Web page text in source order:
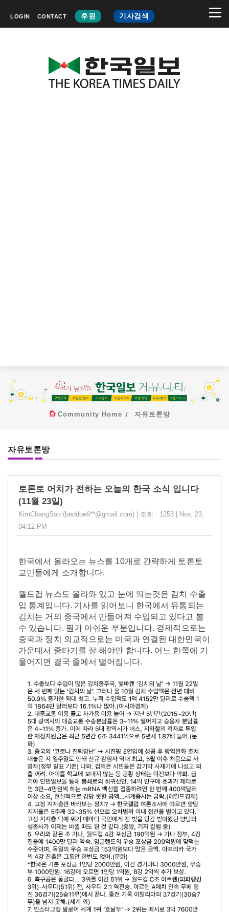
LOGIN CONTACT 후원 기사검색
Community Home 자유토론방
자유토론방
토론토 어치가 전하는 오늘의 한국 소식 입니다
(11월 23일)
KimChangSoo (beddoe6**@gmail.com) | 조회 : 1253 | Nov, 23,
04:12 PM
한국에서 올라오는 뉴스를 10개로 간략하게 토론토
교민들에게 소개합니다.
월드컵 뉴스도 올라와 있고 눈에 띄는것은 김치 수출
입 통계입니다. 기사를 읽어보니 한국에서 유통되는
김치는 거의 중국에서 만들어져 수입되고 있다고 볼
수 있습니다. 뭔가 아쉬운 부분입니다. 경제적으로는
중국과 정치 외교적으로는 미국과 연결된 대한민국이
가운데서 줄타기를 잘 해야만 합니다. 어느 한쪽에 기
울어지면 결국 줄에서 떨어집니다.